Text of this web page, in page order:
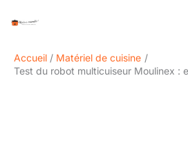
Accueil
Matériel de cuisine
Test du robot multicuiseur Moulinex :
e
h